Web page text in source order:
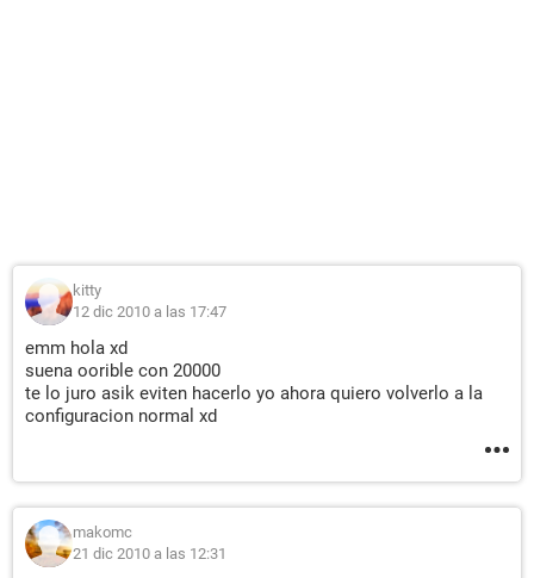
kitty
12 dic 2010 a las 17:47
emm hola xd
suena oorible con 20000
te lo juro asik eviten hacerlo yo ahora quiero volverlo a la
configuracion normal xd
makomc
21 dic 2010 a las 12:31